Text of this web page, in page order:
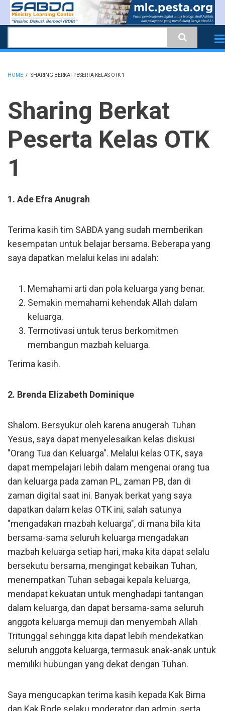
Skip
content
HOME / SHARING BERKAT PESERTA KELAS OTK 1
Sharing Berkat
Peserta Kelas OTK
1
1. Ade Efra Anugrah
Terima kasih tim SABDA yang sudah memberikan
kesempatan untuk belajar bersama. Beberapa yang
saya dapatkan melalui kelas ini adalah:
Memahami arti dan pola keluarga yang benar.
Semakin memahami kehendak Allah dalam
keluarga.
Termotivasi untuk terus berkomitmen
membangun mazbah keluarga.
Terima kasih.
2. Brenda Elizabeth Dominique
Shalom. Bersyukur oleh karena anugerah Tuhan
Yesus, saya dapat menyelesaikan kelas diskusi
"Orang Tua dan Keluarga". Melalui kelas OTK, saya
dapat mempelajari lebih dalam mengenai orang tua
dan keluarga pada zaman PL, zaman PB, dan di
zaman digital saat ini. Banyak berkat yang saya
dapatkan dalam kelas OTK ini, salah satunya
"mengadakan mazbah keluarga", di mana bila kita
bersama-sama seluruh keluarga mengadakan
mazbah keluarga setiap hari, maka kita dapat selalu
bersekutu bersama, mengingat kebaikan Tuhan,
menempatkan Tuhan sebagai kepala keluarga,
mendapat kekuatan untuk menghadapi tantangan
dalam keluarga, dan dapat bersama-sama seluruh
anggota keluarga memuji dan menyembah Allah
Tritunggal sehingga kita dapat lebih mendekatkan
seluruh anggota keluarga, termasuk anak-anak untuk
memiliki hubungan yang dekat dengan Tuhan.
Saya mengucapkan terima kasih kepada Kak Bima
dan Kak Rode selaku moderator dan admin, serta